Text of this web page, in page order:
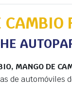
CAMBIO
MANGO DE
de automóviles